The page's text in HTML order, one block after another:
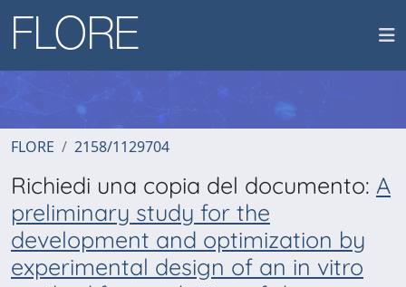
FLORE 2158/1129704
Richiedi una copia del documento: A
preliminary study for the
development and optimization by
experimental design of an in vitro